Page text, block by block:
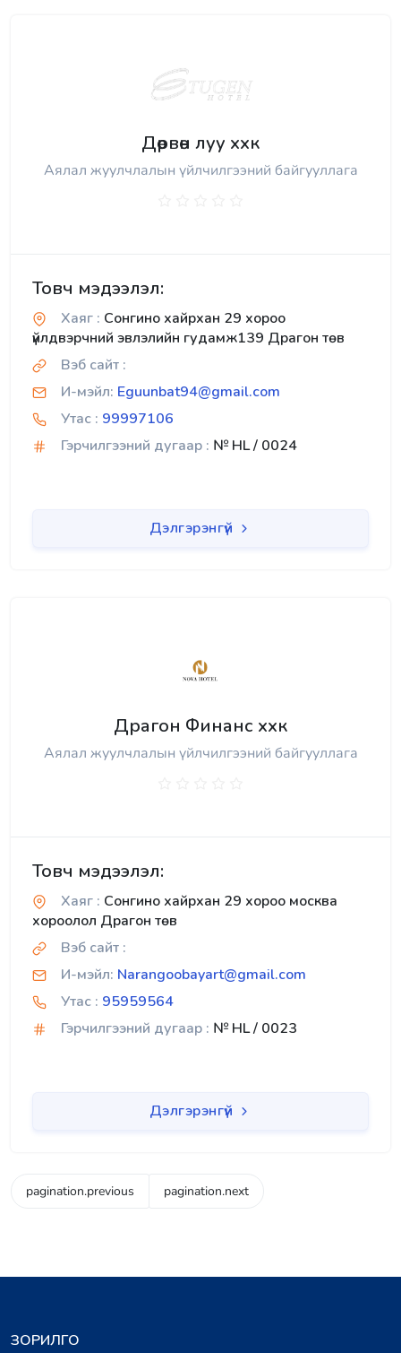
Дөрвөн луу ххк
Аялал жуулчлалын үйлчилгээний байгууллага
Товч мэдээлэл:
Хаяг : Сонгино хайрхан 29 хороо
үйлдвэрчний эвлэлийн гудамж139 Драгон төв
Вэб сайт :
И-мэйл: Eguunbat94@gmail.com
Утас : 99997106
Гэрчилгээний дугаар : № HL / 0024
Дэлгэрэнгүй
Драгон Финанс ххк
Аялал жуулчлалын үйлчилгээний байгууллага
Товч мэдээлэл:
Хаяг : Сонгино хайрхан 29 хороо москва
хороолол Драгон төв
Вэб сайт :
И-мэйл: Narangoobayart@gmail.com
Утас : 95959564
Гэрчилгээний дугаар : № HL / 0023
Дэлгэрэнгүй
pagination.previous pagination.next
ЗОРИЛГО